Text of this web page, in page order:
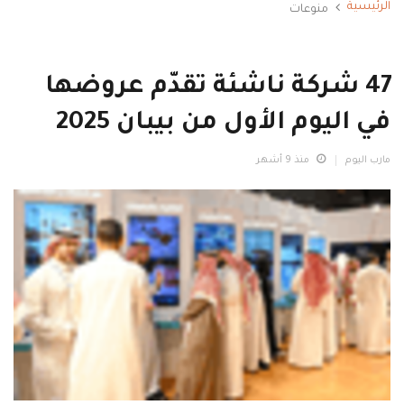
الرئيسية منوعات
47 شركة ناشئة تقدّم عروضها
في اليوم الأول من بيبان 2025
مارب اليوم منذ 9 أشهر